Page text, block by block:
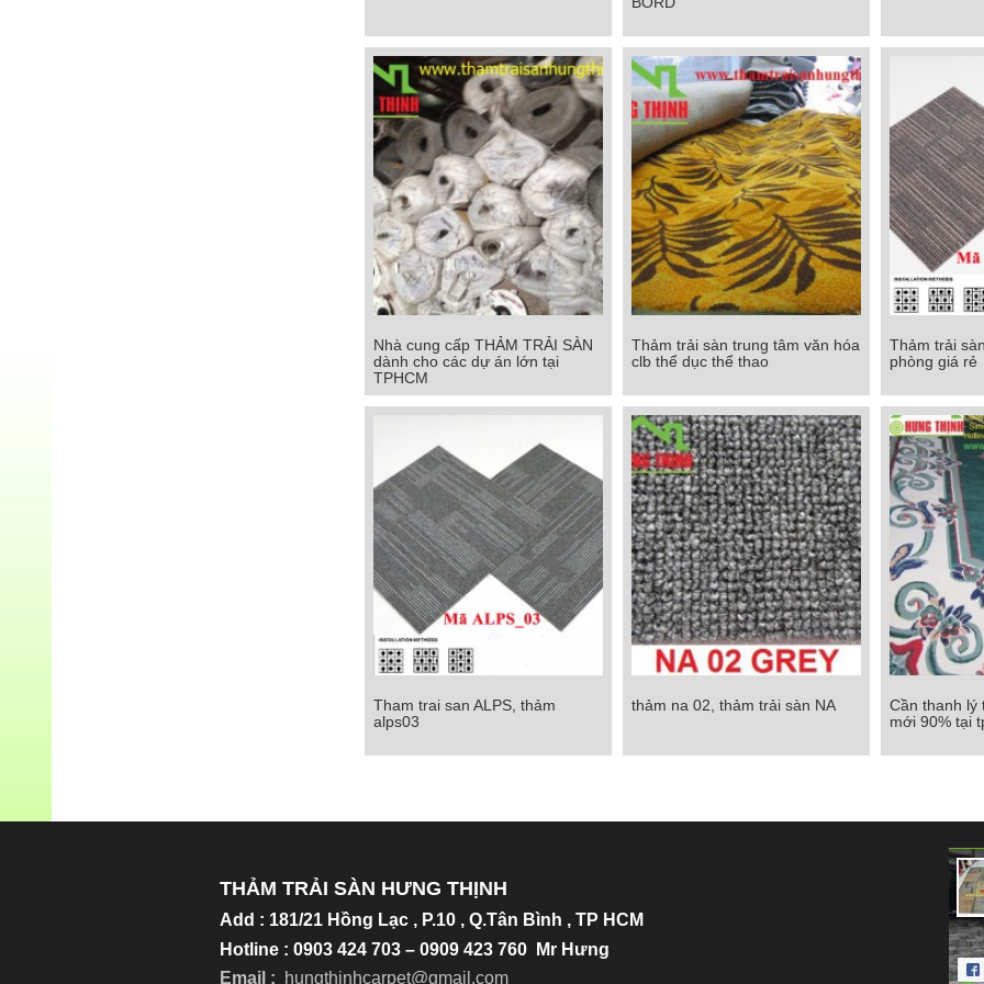
Nhà cung cấp THẢM TRẢI SÀN
dành cho các dự án lớn tại
TPHCM
Nhà cung cấp THẢM TRẢI SÀN
dành cho các dự án lớn tại
TPHCM
Thảm trải sàn trung tâm văn hóa
Chi tiết
Thảm trải sàn trung tâm văn hóa
clb thể dục thể thao
Thảm trải sàn
Chi tiết
Thảm trải
phòng giá rẻ
Tham trai san ALPS, thảm alps03
Tham trai san ALPS, thảm
alps03
thảm na 02, thảm trải sàn NA
thảm na 02, thảm trải sàn NA
Cần thanh lý
mới
Cần thanh lý
mới 90% tại
THẢM TRẢI SÀN HƯNG THỊNH
Add : 181/21 Hồng Lạc , P.10 , Q.Tân Bình , TP HCM
Hotline : 0903 424 703 – 0909 423 760 Mr Hưng
Email :
hungthinhcarpet@gmail.com